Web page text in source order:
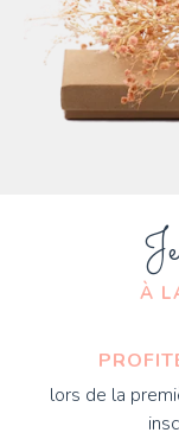
À
lors de la